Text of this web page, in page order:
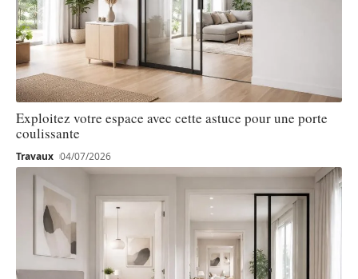
Exploitez votre espace avec cette astuce pour une porte
coulissante
Travaux 04/07/2026